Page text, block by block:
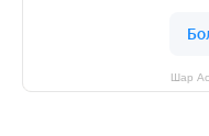
Шар